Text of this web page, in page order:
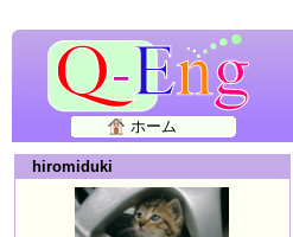
ホーム
hiromiduki